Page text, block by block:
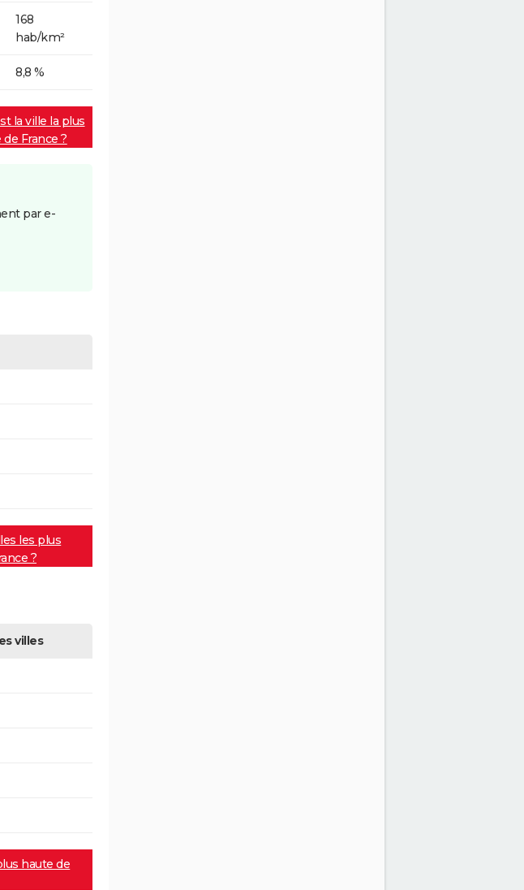
168
hab/km²
8,8 %
la ville la plus
France ?
par e-
les plus
?
villes
haute de